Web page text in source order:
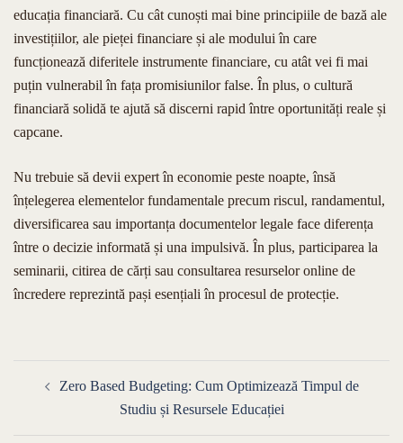
educația financiară. Cu cât cunoști mai bine principiile de bază ale
investițiilor, ale pieței financiare și ale modului în care
funcționează diferitele instrumente financiare, cu atât vei fi mai
puțin vulnerabil în fața promisiunilor false. În plus, o cultură
financiară solidă te ajută să discerni rapid între oportunități reale și
capcane.
Nu trebuie să devii expert în economie peste noapte, însă
înțelegerea elementelor fundamentale precum riscul, randamentul,
diversificarea sau importanța documentelor legale face diferența
între o decizie informată și una impulsivă. În plus, participarea la
seminarii, citirea de cărți sau consultarea resurselor online de
încredere reprezintă pași esențiali în procesul de protecție.
Zero Based Budgeting: Cum Optimizează Timpul de
Studiu și Resursele Educației